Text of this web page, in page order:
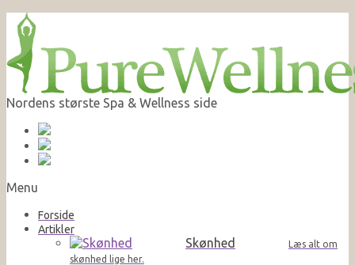
Nordens største Spa & Wellness side
Menu
Forside
Artikler
Skønhed
Læs alt om
skønhed lige her.